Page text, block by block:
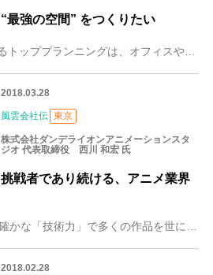
“最強の空間” をつくりたい
今年で設立10年目を迎えるトッププランニングは、オフィスや店舗のデザイン・設計から内装、トータルプランニングまで幅広いサービスを提供する会社です。どのようにして
2018.03.28
風雲会社伝 東京
株式会社ダンデライオンアニメーションスタ
ジオ 代表取締役 西川 和宏 氏
挑戦者であり続ける、アニメ業界
2007年の設立以来、その確かな「技術力」で多くの作品を世に送り出してきたダンデライオンアニメーションスタジオ。その代表である西川 和宏(にしかわ かずひろ)氏
2018.02.28